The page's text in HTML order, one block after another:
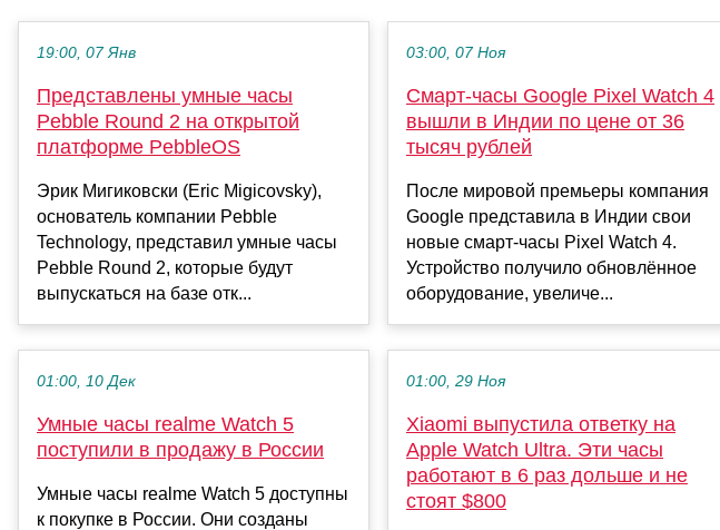
19:00, 07 Янв
Представлены умные часы
Pebble Round 2 на открытой
платформе PebbleOS
Эрик Мигиковски (Eric Migicovsky),
основатель компании Pebble
Technology, представил умные часы
Pebble Round 2, которые будут
выпускаться на базе отк...
01:00, 10 Дек
Умные часы realme Watch 5
поступили в продажу в России
Умные часы realme Watch 5 доступны
к покупке в России. Они созданы
03:00, 07 Ноя
Смарт-часы Google Pixel Watch 4
вышли в Индии по цене от 36
тысяч рублей
После мировой премьеры компания
Google представила в Индии свои
новые смарт-часы Pixel Watch 4.
Устройство получило обновлённое
оборудование, увеличе...
01:00, 29 Ноя
Xiaomi выпустила ответку на
Apple Watch Ultra. Эти часы
работают в 6 раз дольше и не
стоят $800